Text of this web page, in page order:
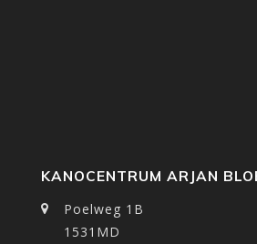
KANOCENTRUM ARJAN
Poelweg 1B
1531MD